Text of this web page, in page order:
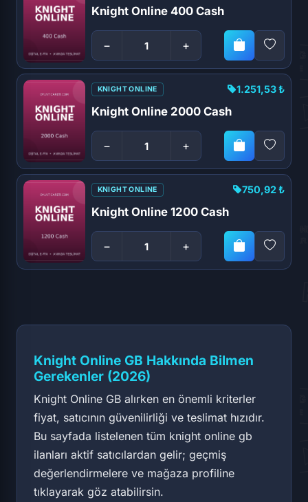
Knight Online 400 Cash
− +
KNIGHT ONLINE
Knight Online 2000 Cash
− +
1.251,53 ₺
KNIGHT ONLINE
Knight Online 1200 Cash
− +
750,92 ₺
Knight Online GB Hakkında Bilmen
Gerekenler (2026)
Knight Online GB alırken en önemli kriterler
fiyat, satıcının güvenilirliği ve teslimat hızıdır.
Bu sayfada listelenen tüm knight online gb
ilanları aktif satıcılardan gelir; geçmiş
değerlendirmelere ve mağaza profiline
tıklayarak göz atabilirsin.